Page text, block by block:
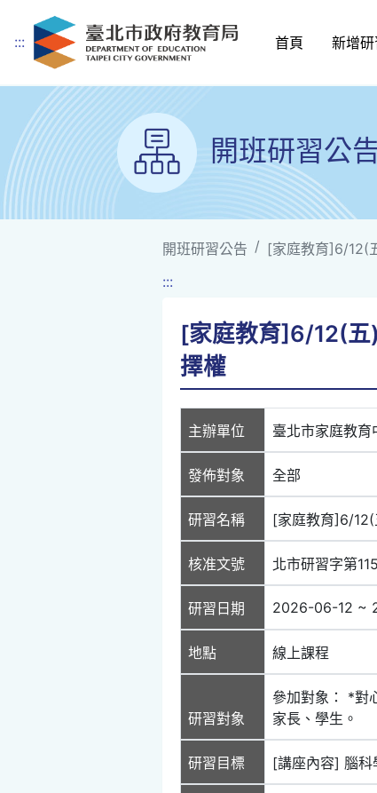
跳到主要內容
::: 首頁 新增
開班研習公
開班研習公告
[家庭教育]6/12(
:::
[家庭教育]6/12(五
擇權
主辦單位 臺北市家庭教育
發佈對象 全部
研習名稱 [家庭教育]6/12(
核准文號 北市研習字第
研習日期 2026-06-12 ~
地點 線上課程
研習對象
參加對象： *對
家長、學生。
研習目標 [講座內容] 腦科